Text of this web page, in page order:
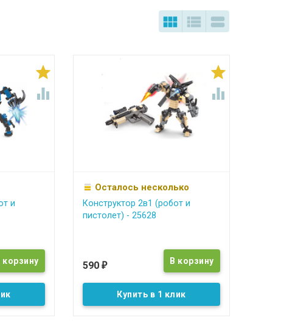
  


и


Осталось несколько
Конструктор 2в1 (робот и
пистолет) - 25628
590 ₽
Купить в 1 клик